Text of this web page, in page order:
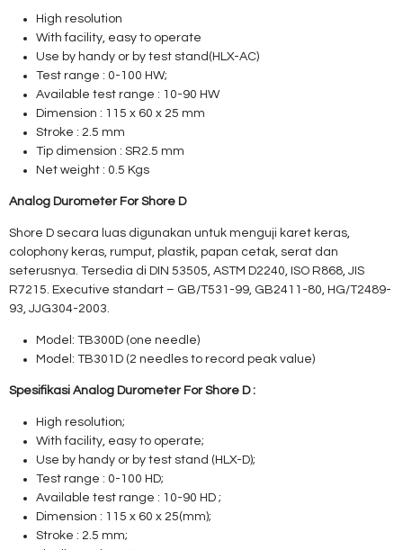
High resolution
With facility, easy to operate
Use by handy or by test stand(HLX-AC)
Test range : 0-100 HW;
Available test range : 10-90 HW
Dimension : 115 x 60 x 25 mm
Stroke : 2.5 mm
Tip dimension : SR2.5 mm
Net weight : 0.5 Kgs
Analog Durometer For Shore D
Shore D secara luas digunakan untuk menguji karet keras,
colophony keras, rumput, plastik, papan cetak, serat dan
seterusnya. Tersedia di DIN 53505, ASTM D2240, ISO R868, JIS
R7215. Executive standart – GB/T531-99, GB2411-80, HG/T2489-
93, JJG304-2003.
Model: TB300D (one needle)
Model: TB301D (2 needles to record peak value)
Spesifikasi Analog Durometer For Shore D :
High resolution;
With facility, easy to operate;
Use by handy or by test stand (HLX-D);
Test range : 0-100 HD;
Available test range : 10-90 HD ;
Dimension : 115 x 60 x 25(mm);
Stroke : 2.5 mm;